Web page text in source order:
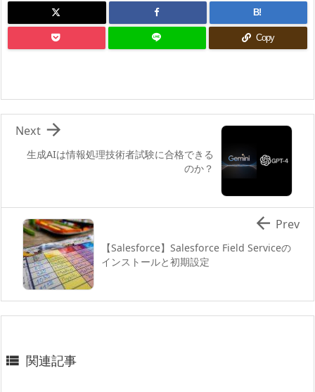
B!
Copy
生成AIは情報処理技術者試験に合格できる
のか？

Next
【Salesforce】Salesforce Field Serviceの
インストールと初期設定
 Prev
 関連記事